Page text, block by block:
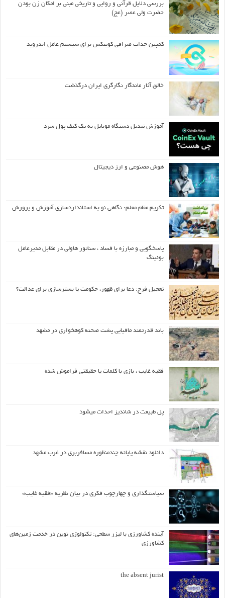
بررسی دلایل قرآنی و روایی و تاریخی مبنی بر امکان زن بودن
حضرت ولی عصر (عج)
کمپین جذاب صرافی کوینکس برای سیستم عامل اندروید
خالق آثار ماندگار نگارگری ایران درگذشت
آموزش تبدیل دستگاه موبایل به یک کیف‌ پول سرد
هوش مصنوعی و ارز دیجیتال
تکریم مقام معلم: نگاهی نو به استانداردسازی آموزش و پرورش
پاسخگویی و مبارزه با فساد ، سناتور هاولی در مقابل مدیرعامل
بوئینگ
تعجیل فرج: دعا برای ظهور، حکومت یا بسترسازی برای عدالت؟
باند قدرتمند مافیایی پشت صحنه کوهخواری در مشهد
فقیه غایب ، بازی با کلمات یا حقیقتی فراموش شده
پل طبیعت در شاندیز احداث میشود
دانلود نقشه پایانه چندمنظوره مسافربری در غرب مشهد
سیاستگذاری و چهارچوب فکری در بیان نظریه «فقیه غایب»
آینده کشاورزی با لیزر سطحی: تکنولوژی نوین در خدمت زمین‌های
کشاورزی
the absent jurist